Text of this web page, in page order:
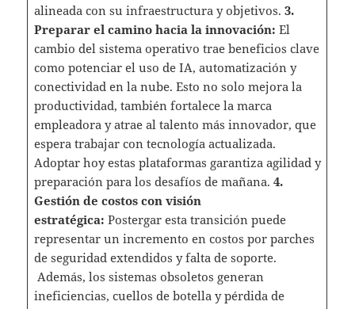
alineada con su infraestructura y objetivos. 3.
Preparar el camino hacia la innovación: El
cambio del sistema operativo trae beneficios clave
como potenciar el uso de IA, automatización y
conectividad en la nube. Esto no solo mejora la
productividad, también fortalece la marca
empleadora y atrae al talento más innovador, que
espera trabajar con tecnología actualizada.
Adoptar hoy estas plataformas garantiza agilidad y
preparación para los desafíos de mañana. 4.
Gestión de costos con visión
estratégica: Postergar esta transición puede
representar un incremento en costos por parches
de seguridad extendidos y falta de soporte.
Además, los sistemas obsoletos generan
ineficiencias, cuellos de botella y pérdida de